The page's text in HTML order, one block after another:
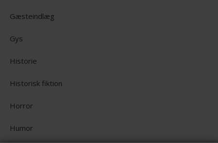
Gæsteindlæg
Gys
Historie
Historisk fiktion
Horror
Humor